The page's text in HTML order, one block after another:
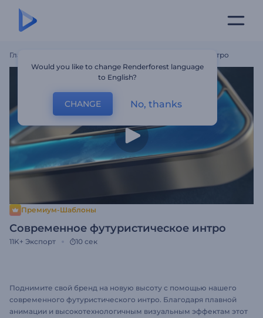
Главная Современное Футуристическое Интро
Премиум-Шаблоны
Современное футуристическое интро
11K+ Экспорт 10 сек
Поднимите свой бренд на новую высоту с помощью нашего
современного футуристического интро. Благодаря плавной
анимации и высокотехнологичным визуальным эффектам этот
Would you like to change Renderforest language
to English?
CHANGE No, thanks